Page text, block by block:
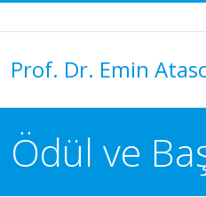
Prof. Dr. Emin
Ödül ve